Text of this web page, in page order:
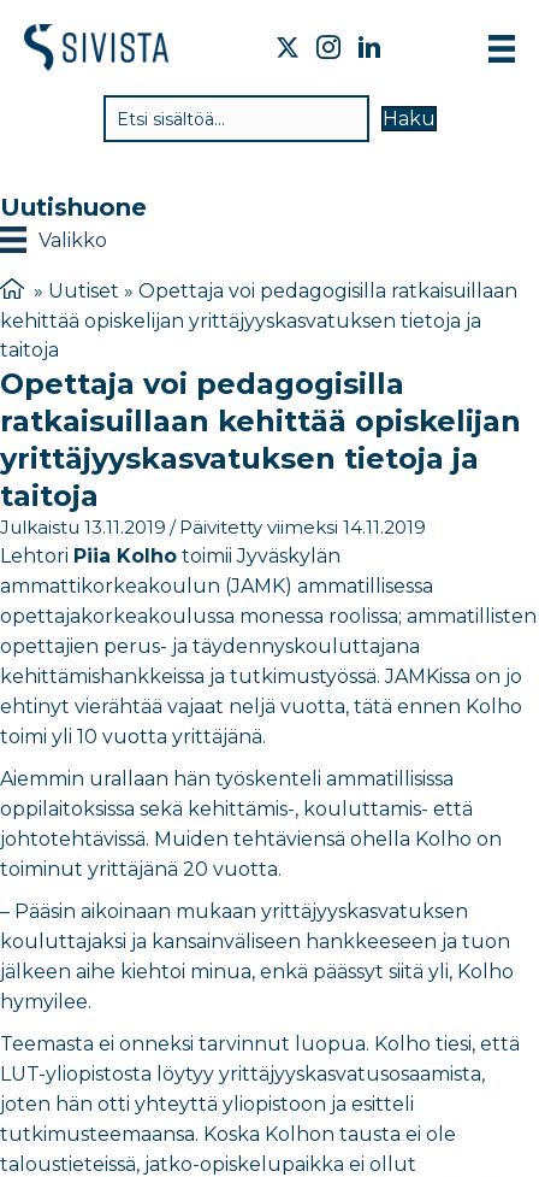
Haku
Uutishuone
Valikko
» Uutiset » Opettaja voi pedagogisilla ratkaisuillaan
kehittää opiskelijan yrittäjyyskasvatuksen tietoja ja
taitoja
Opettaja voi pedagogisilla
ratkaisuillaan kehittää opiskelijan
yrittäjyyskasvatuksen tietoja ja
taitoja
Julkaistu 13.11.2019 / Päivitetty viimeksi 14.11.2019
Lehtori Piia Kolho toimii Jyväskylän
ammattikorkeakoulun (JAMK) ammatillisessa
opettajakorkeakoulussa monessa roolissa; ammatillisten
opettajien perus- ja täydennyskouluttajana
kehittämishankkeissa ja tutkimustyössä. JAMKissa on jo
ehtinyt vierähtää vajaat neljä vuotta, tätä ennen Kolho
toimi yli 10 vuotta yrittäjänä.
Aiemmin urallaan hän työskenteli ammatillisissa
oppilaitoksissa sekä kehittämis-, kouluttamis- että
johtotehtävissä. Muiden tehtäviensä ohella Kolho on
toiminut yrittäjänä 20 vuotta.
– Pääsin aikoinaan mukaan yrittäjyyskasvatuksen
kouluttajaksi ja kansainväliseen hankkeeseen ja tuon
jälkeen aihe kiehtoi minua, enkä päässyt siitä yli, Kolho
hymyilee.
Teemasta ei onneksi tarvinnut luopua. Kolho tiesi, että
LUT-yliopistosta löytyy yrittäjyyskasvatusosaamista,
joten hän otti yhteyttä yliopistoon ja esitteli
tutkimusteemaansa. Koska Kolhon tausta ei ole
taloustieteissä, jatko-opiskelupaikka ei ollut